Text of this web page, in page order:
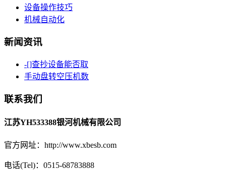
设备操作技巧
机械自动化
新闻资讯
-[]查抄设备能否取
手动盘转空压机数
联系我们
江苏YH533388银河机械有限公司
官方网址：http://www.xbesb.com
电话(Tel)：0515-68783888